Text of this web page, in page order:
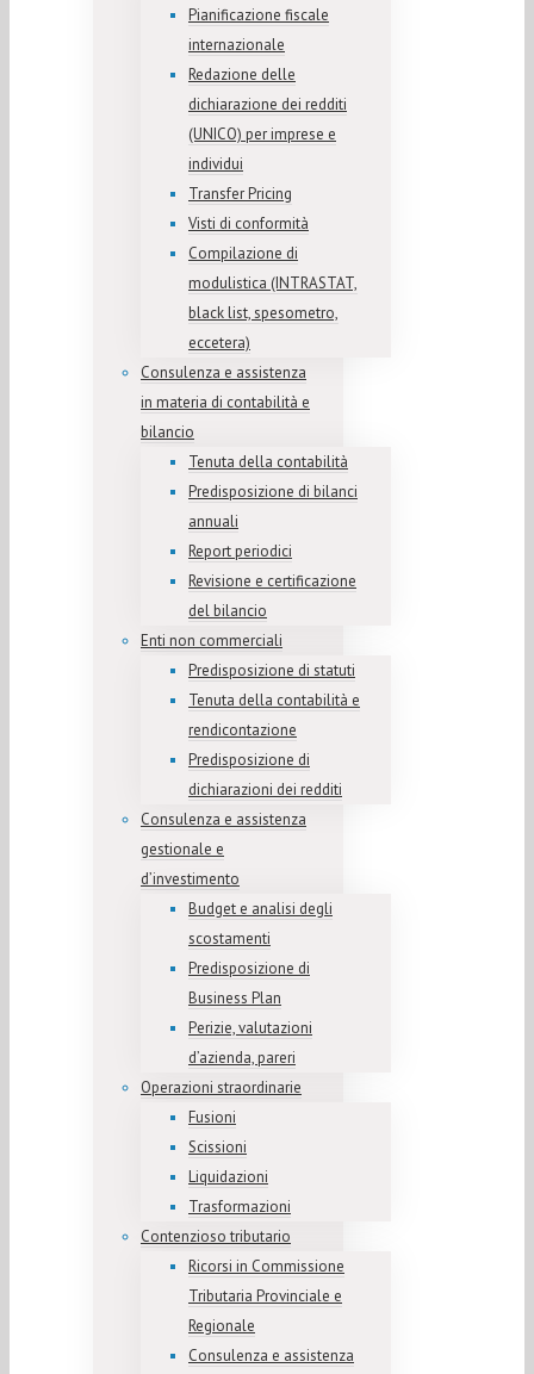
Pianificazione fiscale
internazionale
Redazione delle
dichiarazione dei redditi
(UNICO) per imprese e
individui
Transfer Pricing
Visti di conformità
Compilazione di
modulistica (INTRASTAT,
black list, spesometro,
eccetera)
Consulenza e assistenza
in materia di contabilità e
bilancio
Tenuta della contabilità
Predisposizione di bilanci
annuali
Report periodici
Revisione e certificazione
del bilancio
Enti non commerciali
Predisposizione di statuti
Tenuta della contabilità e
rendicontazione
Predisposizione di
dichiarazioni dei redditi
Consulenza e assistenza
gestionale e
d’investimento
Budget e analisi degli
scostamenti
Predisposizione di
Business Plan
Perizie, valutazioni
d’azienda, pareri
Operazioni straordinarie
Fusioni
Scissioni
Liquidazioni
Trasformazioni
Contenzioso tributario
Ricorsi in Commissione
Tributaria Provinciale e
Regionale
Consulenza e assistenza